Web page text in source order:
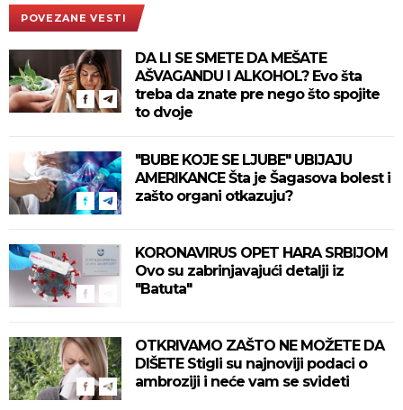
POVEZANE VESTI
DA LI SE SMETE DA MEŠATE
AŠVAGANDU I ALKOHOL? Evo šta
treba da znate pre nego što spojite
to dvoje
"BUBE KOJE SE LJUBE" UBIJAJU
AMERIKANCE Šta je Šagasova bolest i
zašto organi otkazuju?
KORONAVIRUS OPET HARA SRBIJOM
Ovo su zabrinjavajući detalji iz
"Batuta"
OTKRIVAMO ZAŠTO NE MOŽETE DA
DIŠETE Stigli su najnoviji podaci o
ambroziji i neće vam se svideti